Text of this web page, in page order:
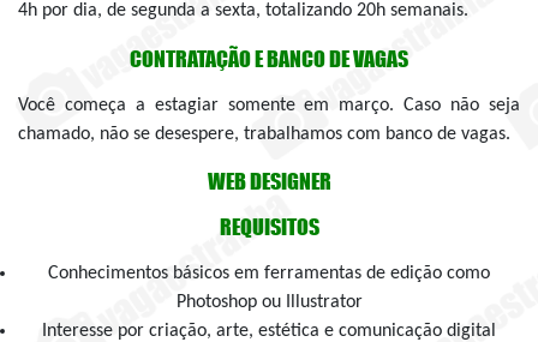
4h por dia, de segunda a sexta, totalizando 20h semanais.
CONTRATAÇÃO E BANCO DE VAGAS
Você começa a estagiar somente em março. Caso não seja
chamado, não se desespere, trabalhamos com banco de vagas.
WEB DESIGNER
REQUISITOS
Conhecimentos básicos em ferramentas de edição como
Photoshop ou Illustrator
Interesse por criação, arte, estética e comunicação digital